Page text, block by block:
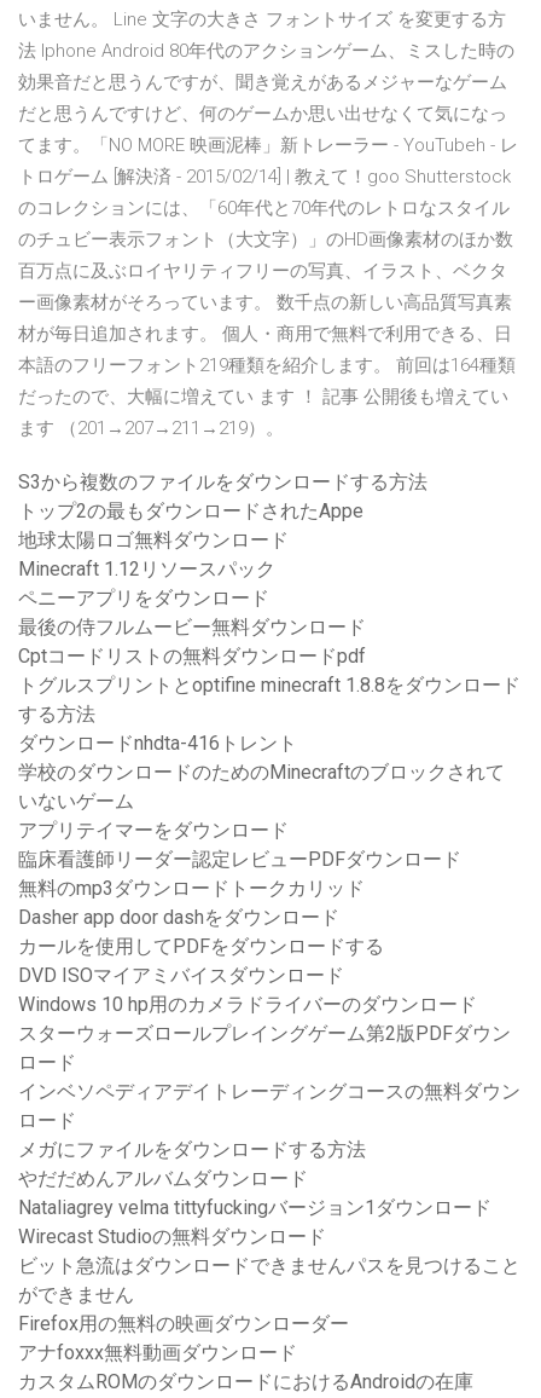
いません。 Line 文字の大きさ フォントサイズ を変更する方
法 Iphone Android 80年代のアクションゲーム、ミスした時の
効果音だと思うんですが、聞き覚えがあるメジャーなゲーム
だと思うんですけど、何のゲームか思い出せなくて気になっ
てます。「NO MORE 映画泥棒」新トレーラー - YouTubeh - レ
トロゲーム [解決済 - 2015/02/14] | 教えて！goo Shutterstock
のコレクションには、「60年代と70年代のレトロなスタイル
のチュビー表示フォント（大文字）」のHD画像素材のほか数
百万点に及ぶロイヤリティフリーの写真、イラスト、ベクタ
ー画像素材がそろっています。 数千点の新しい高品質写真素
材が毎日追加されます。 個人・商用で無料で利用できる、日
本語のフリーフォント219種類を紹介します。 前回は164種類
だったので、大幅に増えてい ます ！ 記事 公開後も増えてい
ます （201→207→211→219）。
S3から複数のファイルをダウンロードする方法
トップ2の最もダウンロードされたAppe
地球太陽ロゴ無料ダウンロード
Minecraft 1.12リソースパック
ペニーアプリをダウンロード
最後の侍フルムービー無料ダウンロード
Cptコードリストの無料ダウンロードpdf
トグルスプリントとoptifine minecraft 1.8.8をダウンロード
する方法
ダウンロードnhdta-416トレント
学校のダウンロードのためのMinecraftのブロックされて
いないゲーム
アプリテイマーをダウンロード
臨床看護師リーダー認定レビューPDFダウンロード
無料のmp3ダウンロードトークカリッド
Dasher app door dashをダウンロード
カールを使用してPDFをダウンロードする
DVD ISOマイアミバイスダウンロード
Windows 10 hp用のカメラドライバーのダウンロード
スターウォーズロールプレイングゲーム第2版PDFダウン
ロード
インベソペディアデイトレーディングコースの無料ダウン
ロード
メガにファイルをダウンロードする方法
やだだめんアルバムダウンロード
Nataliagrey velma tittyfuckingバージョン1ダウンロード
Wirecast Studioの無料ダウンロード
ビット急流はダウンロードできませんパスを見つけること
ができません
Firefox用の無料の映画ダウンローダー
アナfoxxx無料動画ダウンロード
カスタムROMのダウンロードにおけるAndroidの在庫